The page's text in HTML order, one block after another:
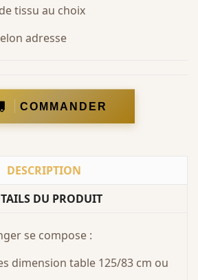
tissu au choix
adresse
COMMANDER
DESCRIPTION
DU PRODUIT
se compose :
dimension table 125/83 cm ou